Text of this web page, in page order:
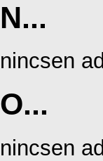
N...
nincsen
O...
nincsen